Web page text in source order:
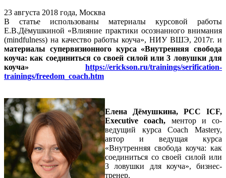
23 августа 2018 года, Москва
В статье использованы материалы курсовой работы
Е.В.Дёмушкиной «Влияние практики осознанного внимания
(mindfulness) на качество работы коуча», НИУ ВШЭ, 2017г. и
материалы супервизионного курса «Внутренняя свобода
коуча: как соединиться со своей силой или 3 ловушки для
коуча» https://erickson.ru/trainings/serification-
trainings/freedom_coach.htm
Елена Дёмушкина, PCC ICF,
Executive coach, ментор и со-
ведущий курса Coach Mastery,
автор и ведущая курса
«Внутренняя свобода коуча: как
соединиться со своей силой или
3 ловушки для коуча», бизнес-
тренер.